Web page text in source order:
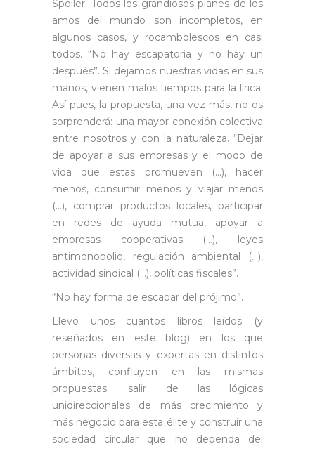
Spoiler: Todos los grandiosos planes de los
amos del mundo son incompletos, en
algunos casos, y rocambolescos en casi
todos. “No hay escapatoria y no hay un
después”. Si dejamos nuestras vidas en sus
manos, vienen malos tiempos para la lírica.
Así pues, la propuesta, una vez más, no os
sorprenderá: una mayor conexión colectiva
entre nosotros y con la naturaleza. “Dejar
de apoyar a sus empresas y el modo de
vida que estas promueven (…), hacer
menos, consumir menos y viajar menos
(…), comprar productos locales, participar
en redes de ayuda mutua, apoyar a
empresas cooperativas (…), leyes
antimonopolio, regulación ambiental (…),
actividad sindical (…), políticas fiscales”.
“No hay forma de escapar del prójimo”.
Llevo unos cuantos libros leídos (y
reseñados en este blog) en los que
personas diversas y expertas en distintos
ámbitos, confluyen en las mismas
propuestas: salir de las lógicas
unidireccionales de más crecimiento y
más negocio para esta élite y construir una
sociedad circular que no dependa del